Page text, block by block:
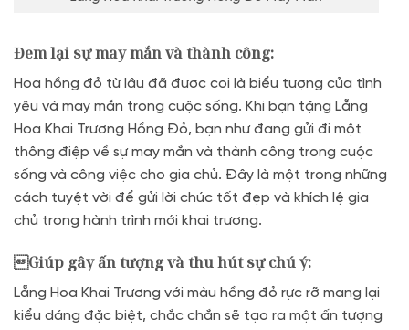
Đem lại sự may mắn và thành công:
Hoa hồng đỏ từ lâu đã được coi là biểu tượng của tình
yêu và may mắn trong cuộc sống. Khi bạn tặng Lẵng
Hoa Khai Trương Hồng Đỏ, bạn như đang gửi đi một
thông điệp về sự may mắn và thành công trong cuộc
sống và công việc cho gia chủ. Đây là một trong những
cách tuyệt vời để gửi lời chúc tốt đẹp và khích lệ gia
chủ trong hành trình mới khai trương.
Giúp gây ấn tượng và thu hút sự chú ý:
Lẵng Hoa Khai Trương với màu hồng đỏ rực rỡ mang lại
kiểu dáng đặc biệt, chắc chắn sẽ tạo ra một ấn tượng